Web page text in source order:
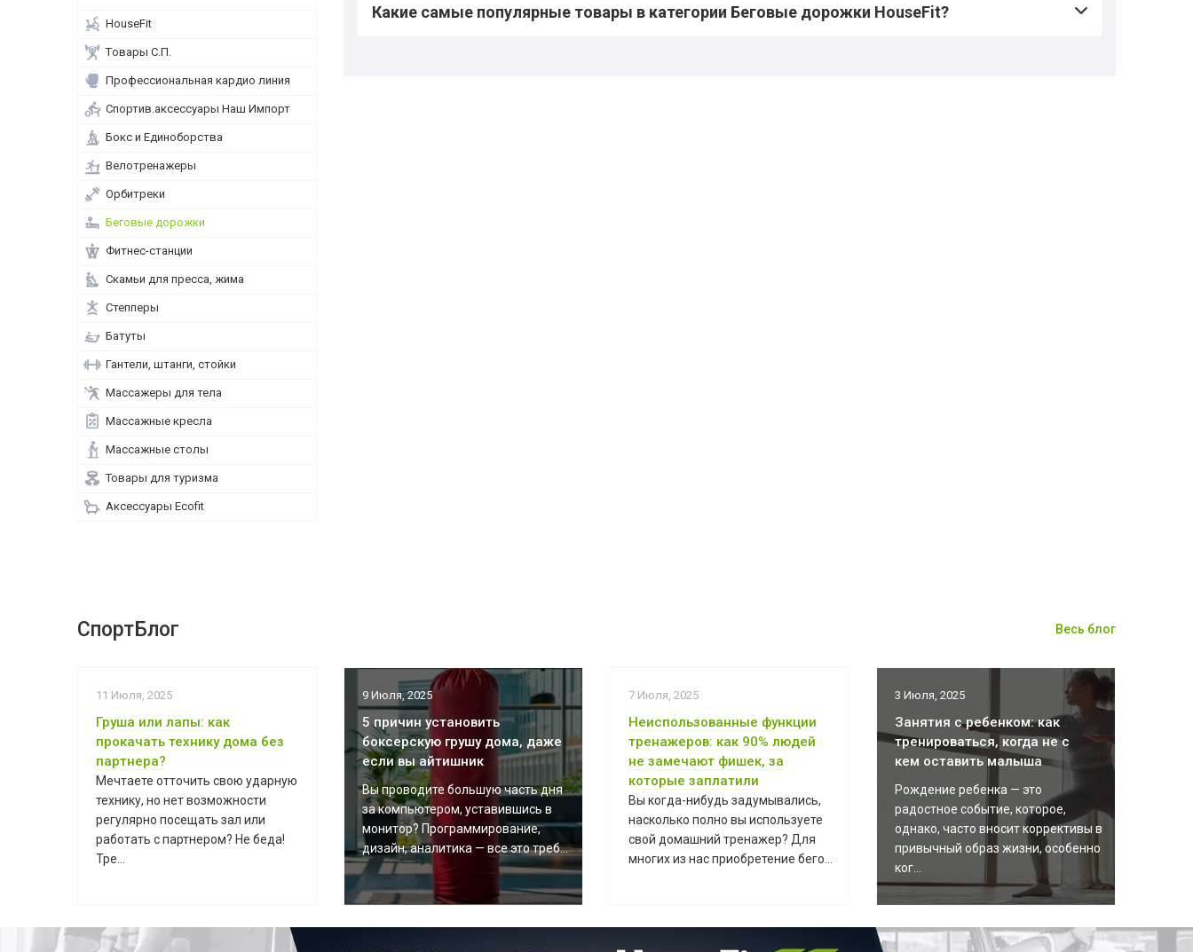
HouseFit
Tовары С.П.
Профессиональная кардио линия
Спортив.аксессуары Наш Импорт
Бокс и Единоборства
Велотренажеры
Орбитреки
Беговые дорожки
Фитнес-станции
Скамьи для пресса, жима
Степперы
Батуты
Гантели, штанги, стойки
Массажеры для тела
Массажные кресла
Массажные столы
Товары для туризма
Аксессуары Ecofit
Какие самые популярные товары в категории Беговые дорожки HouseFit?
СпортБлог Весь блог
11 Июля, 2025
Груша или лапы: как
прокачать технику дома без
партнера?
Мечтаете отточить свою ударную
технику, но нет возможности
регулярно посещать зал или
работать с партнером? Не беда!
Тре...
9 Июля, 2025
5 причин установить
боксерскую грушу дома, даже
если вы айтишник
Вы проводите большую часть дня
за компьютером, уставившись в
монитор? Программирование,
дизайн, аналитика — все это треб...
7 Июля, 2025
Неиспользованные функции
тренажеров: как 90% людей
не замечают фишек, за
которые заплатили
Вы когда-нибудь задумывались,
насколько полно вы используете
свой домашний тренажер? Для
многих из нас приобретение бего...
3 Июля, 2025
Занятия с ребенком: как
тренироваться, когда не с
кем оставить малыша
Рождение ребенка — это
радостное событие, которое,
однако, часто вносит коррективы в
привычный образ жизни, особенно
ког...
*